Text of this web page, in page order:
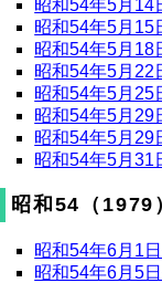
昭和54年5月14
昭和54年5月15
昭和54年5月18
昭和54年5月22
昭和54年5月25
昭和54年5月29
昭和54年5月29
昭和54年5月31
昭和54（1979
昭和54年6月1
昭和54年6月5